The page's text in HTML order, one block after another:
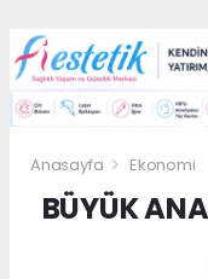
Anasayfa Ekonomi
BÜYÜK